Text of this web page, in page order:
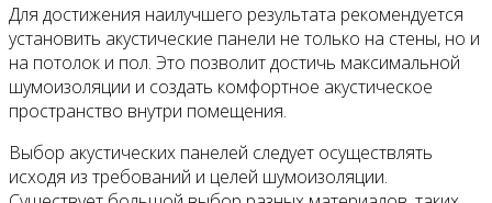
Для достижения наилучшего результата рекомендуется
установить акустические панели не только на стены, но и
на потолок и пол. Это позволит достичь максимальной
шумоизоляции и создать комфортное акустическое
пространство внутри помещения.
Выбор акустических панелей следует осуществлять
исходя из требований и целей шумоизоляции.